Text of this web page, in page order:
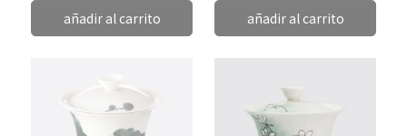
añadir al carrito añadir al carrito